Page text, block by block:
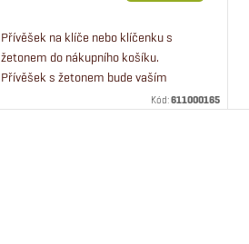
Přívěšek na klíče nebo klíčenku s
žetonem do nákupního košíku.
Přívěšek s žetonem bude vaším
Kód:611000165